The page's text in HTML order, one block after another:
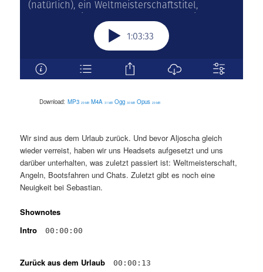
Download: MP3 29 MB M4A 31 MB Ogg 30 MB Opus 29 MB
Wir sind aus dem Urlaub zurück. Und bevor Aljoscha gleich
wieder verreist, haben wir uns Headsets aufgesetzt und uns
darüber unterhalten, was zuletzt passiert ist: Weltmeisterschaft,
Angeln, Bootsfahren und Chats. Zuletzt gibt es noch eine
Neuigkeit bei Sebastian.
Shownotes
Intro
00:00:00
Zurück aus dem Urlaub 00:00:13